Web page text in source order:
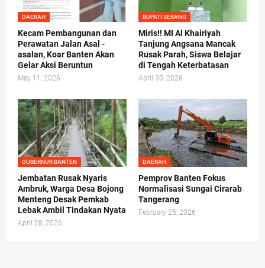
DAERAH
Kecam Pembangunan dan
Perawatan Jalan Asal -
asalan, Koar Banten Akan
Gelar Aksi Beruntun
May 11, 2026
BUPATI SERANG
Miris!! MI Al Khairiyah
Tanjung Angsana Mancak
Rusak Parah, Siswa Belajar
di Tengah Keterbatasan
April 30, 2026
GUBERNUR BANTEN
Jembatan Rusak Nyaris
Ambruk, Warga Desa Bojong
Menteng Desak Pemkab
Lebak Ambil Tindakan Nyata
April 28, 2026
DAERAH
Pemprov Banten Fokus
Normalisasi Sungai Cirarab
Tangerang
February 25, 2026